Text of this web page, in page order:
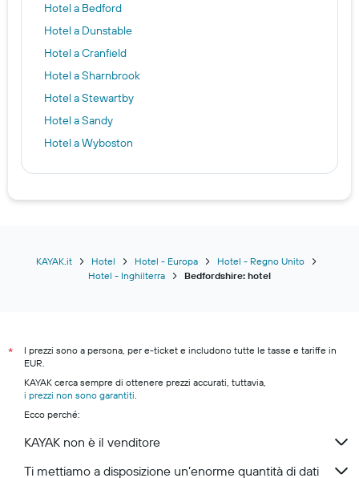
Hotel a Bedford
Hotel a Dunstable
Hotel a Cranfield
Hotel a Sharnbrook
Hotel a Stewartby
Hotel a Sandy
Hotel a Wyboston
KAYAK.it Hotel Hotel - Europa
Hotel - Regno Unito
Hotel - Inghilterra
Bedfordshire: hotel
*
I prezzi sono a persona, per e-ticket e includono tutte le tasse e tariffe in
EUR.
KAYAK cerca sempre di ottenere prezzi accurati, tuttavia,
i prezzi non sono garantiti.
Ecco perché:
KAYAK non è il venditore
Ti mettiamo a disposizione un’enorme quantità di dati